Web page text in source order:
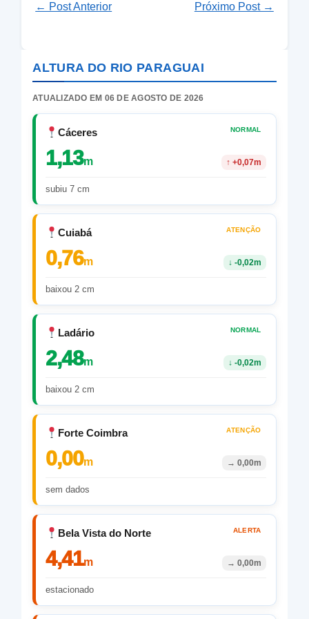
← Post Anterior Próximo Post →
ALTURA DO RIO PARAGUAI
ATUALIZADO EM 06 DE AGOSTO DE 2026
Cáceres NORMAL
1,13m ↑ +0,07m
subiu 7 cm
Cuiabá ATENÇÃO
0,76m ↓ -0,02m
baixou 2 cm
Ladário NORMAL
2,48m ↓ -0,02m
baixou 2 cm
Forte Coimbra ATENÇÃO
0,00m → 0,00m
sem dados
Bela Vista do Norte ALERTA
4,41m → 0,00m
estacionado